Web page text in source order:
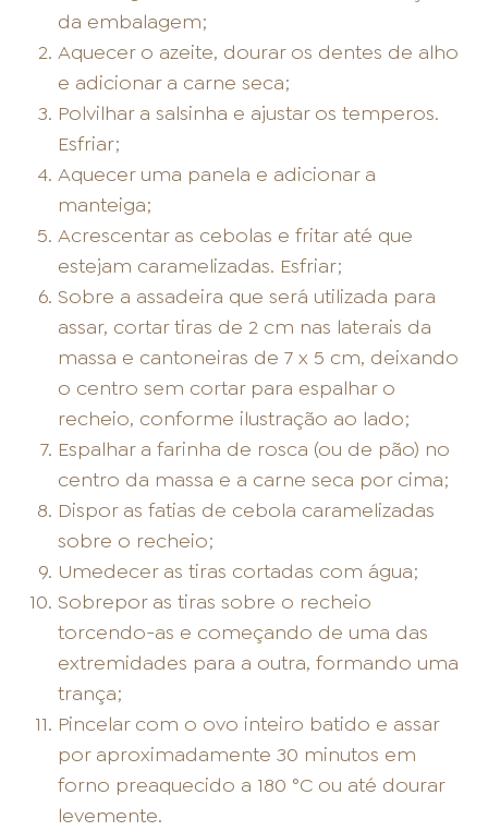
da embalagem;
Aquecer o azeite, dourar os dentes de alho
e adicionar a carne seca;
Polvilhar a salsinha e ajustar os temperos.
Esfriar;
Aquecer uma panela e adicionar a
manteiga;
Acrescentar as cebolas e fritar até que
estejam caramelizadas. Esfriar;
Sobre a assadeira que será utilizada para
assar, cortar tiras de 2 cm nas laterais da
massa e cantoneiras de 7 x 5 cm, deixando
o centro sem cortar para espalhar o
recheio, conforme ilustração ao lado;
Espalhar a farinha de rosca (ou de pão) no
centro da massa e a carne seca por cima;
Dispor as fatias de cebola caramelizadas
sobre o recheio;
Umedecer as tiras cortadas com água;
Sobrepor as tiras sobre o recheio
torcendo-as e começando de uma das
extremidades para a outra, formando uma
trança;
Pincelar com o ovo inteiro batido e assar
por aproximadamente 30 minutos em
forno preaquecido a 180 °C ou até dourar
levemente.